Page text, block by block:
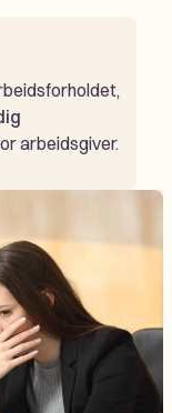
arbeidsgiver.